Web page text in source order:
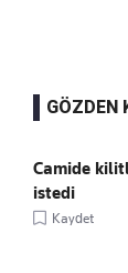
GÖZDEN
Camide
istedi
Kaydet